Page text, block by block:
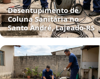
Desentupimento de
Coluna Sanitária no
Santo André, Lajeado‑RS